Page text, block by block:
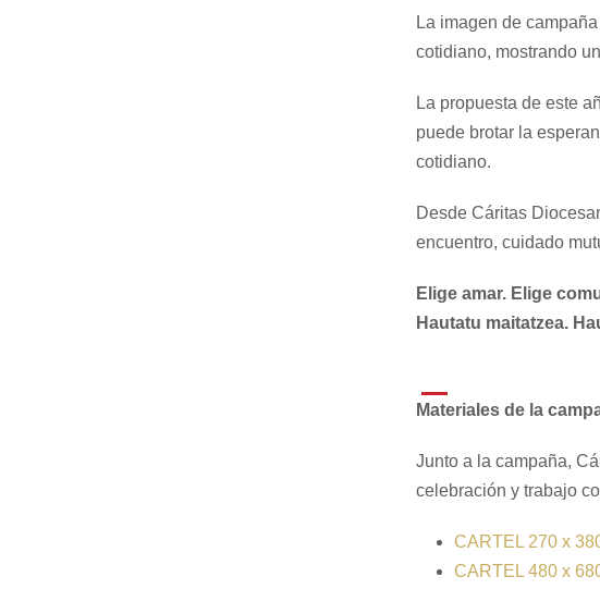
La imagen de
cotidiano, mostrando
La propuesta de este
puede brotar la
cotidiano.
Desde Cáritas
encuentro, cuidado
Elige amar. Elige
Hautatu maitatzea.
Materiales de la
Junto a la campaña,
celebración y trabajo
CARTEL 270 x
CARTEL 480 x